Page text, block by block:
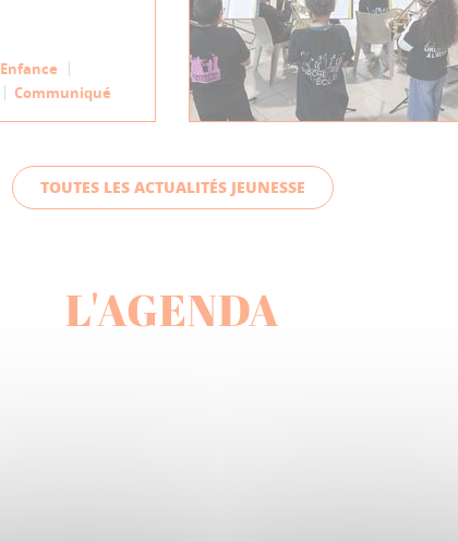
Enfance
Communiqué
TOUTES LES ACTUALITÉS JEUNESSE
L'AGENDA